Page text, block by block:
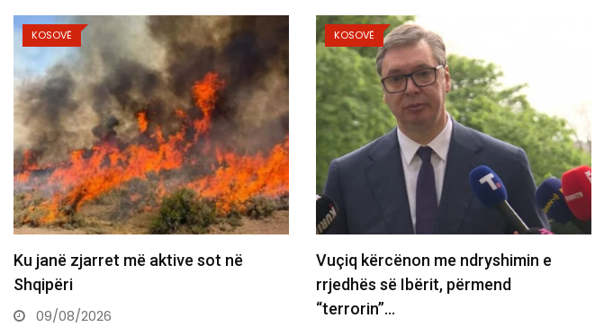
KOSOVË
janë zjarret më aktive sot në
09/08/2026
KOSOVË
Vuçiq kërcënon me ndryshimin e
rrjedhës së Ibërit, përmend
“terrorin”…